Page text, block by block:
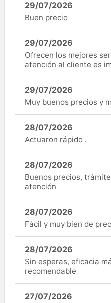
29/07/2026
Buen precio
29/07/2026
Ofrecen los mejores
atención al cliente es
29/07/2026
Muy buenos precios y
28/07/2026
Actuaron rápido .
28/07/2026
Buenos precios,
atención
28/07/2026
Fàcil y muy bien de
28/07/2026
Sin esperas, eficacia
recomendable
27/07/2026